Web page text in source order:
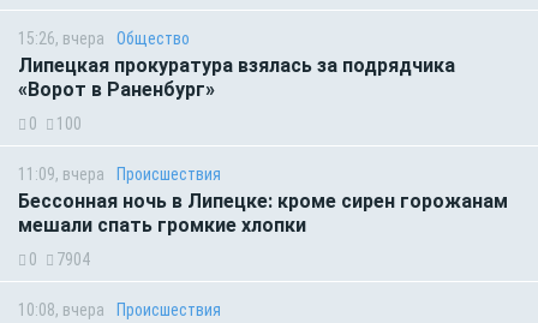
15:26, вчера Общество
Липецкая прокуратура взялась за подрядчика
«Ворот в Раненбург»
0 100
11:09, вчера Происшествия
Бессонная ночь в Липецке: кроме сирен горожанам
мешали спать громкие хлопки
0 7904
10:08, вчера Происшествия